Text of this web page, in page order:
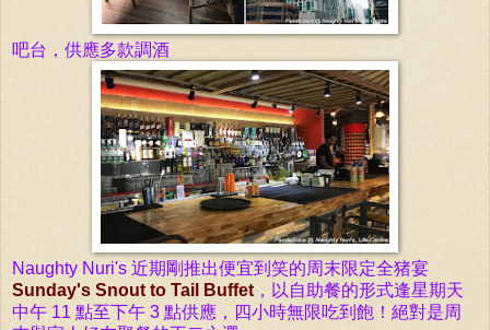
吧台，供應多款調酒
Naughty Nuri's 近期剛推出便宜到笑的周末限定全猪宴
Sunday's Snout to Tail Buffet ， 以自助餐的形式逢星期天
中午 11 點至下午 3 點供應，四小時無限吃到飽！絕對是周